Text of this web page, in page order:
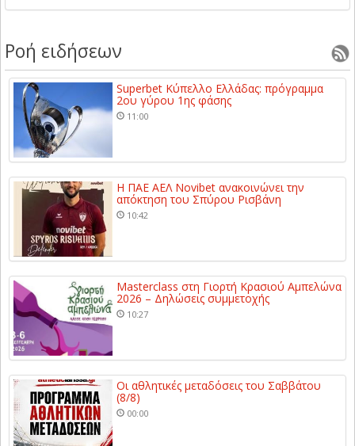
Ροή ειδήσεων
Superbet Κύπελλο Ελλάδας: πρόγραμμα
2ου γύρου 1ης φάσης
11:00
Η ΠΑΕ ΑΕΛ Novibet ανακοινώνει την
απόκτηση του Σπύρου Ρισβάνη
10:42
Masterclass στη Γιορτή Κρασιού Αμπελώνα
2026 – Δηλώσεις συμμετοχής
10:27
Οι αθλητικές μεταδόσεις του Σαββάτου
(8/8)
00:00